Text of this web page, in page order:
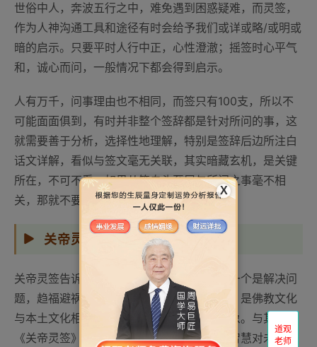
世俗中人，奔波五行之中，难免遇到困惑疑难，而灵签，
作为人神沟通工具和途径有时会给予我们或详或略/或明或
暗的启示。只要平时人行中正，心性澄澈；摇签时心平气
和，诚心而问，一般情况下都会得到启示。
人有万千，问事理由也不相同，而签只有100支，所以不
可能面面俱到，有时并非整个签辞都是针对所问的事，这
就需要善于分析，选择性地理解，特别是签辞后边所注白
话文详解，看似与签文毫无关联，其实暗藏玄机，是关键
所在，不可不看。如果从签自头至尾与所问之事毫不相
关，那就不要再问，过段时间再问。
关帝灵签解签的意义
关帝灵签告诉你的，一个是你目前的遭遇，一个是解决问
题，趋福避祸的方法，不是定数，而是变数。是佛教文化
与本土文化相融合，用佛学的智慧来解释卦象。与其说
《关帝灵签》是占卜之书，还不如说是佛学智慧对未来境
道观
老师
X